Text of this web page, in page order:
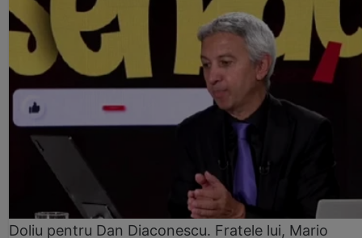
Doliu pentru Dan Diaconescu. Fratele lui, Mario